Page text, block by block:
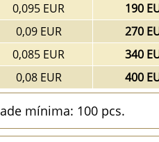
0,095 EUR
190
0,09 EUR
270
0,085 EUR
340
0,08 EUR 400
mínima: 100 pcs.